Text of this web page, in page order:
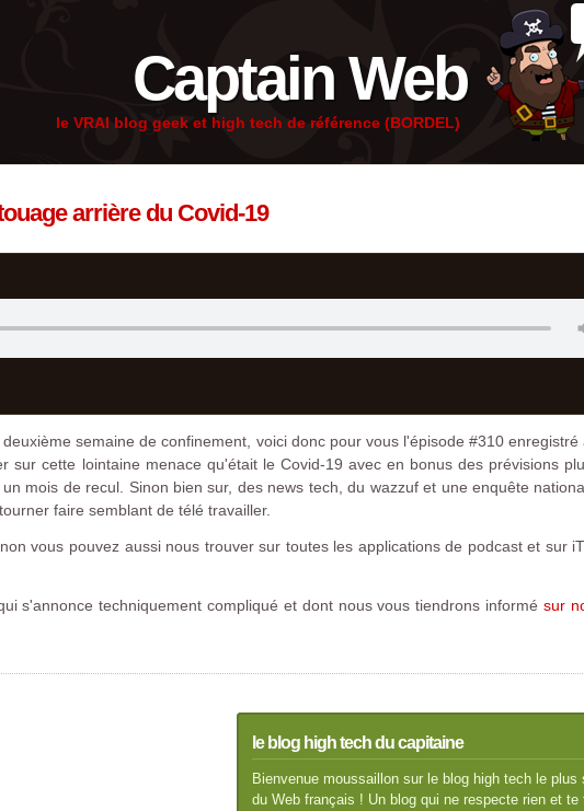
Captain Web
le VRAI blog geek et high tech de référence (BORDEL)
arrière du Covid-19
semaine de confinement, voici donc pour vous l'épisode #310 enregistré
sur cette lointaine menace qu'était le Covid-19 avec en bonus des prévisions
mois de recul. Sinon bien sur, des news tech, du wazzuf et une enquête
faire semblant de télé travailler.
vous pouvez aussi nous trouver sur toutes les applications de podcast et sur
s'annonce techniquement compliqué et dont nous vous tiendrons informé sur
le blog high tech du capitaine
Bienvenue moussaillon sur le blog high tech le plus
du Web français ! Un blog qui ne respecte rien et te